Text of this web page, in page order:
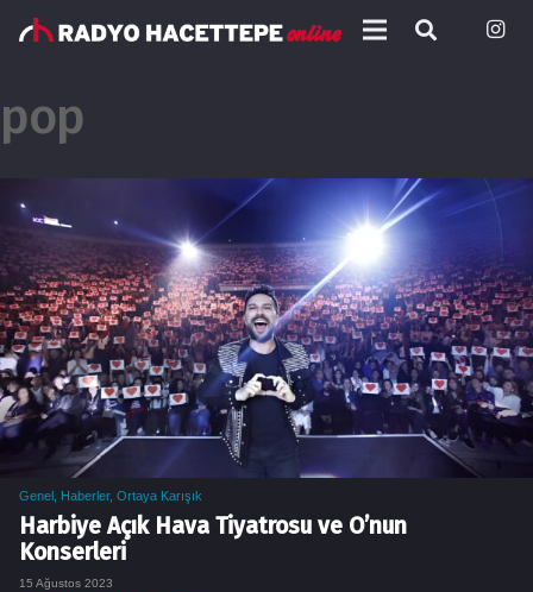
pop
Genel Haberler, Ortaya Karışık
Harbiye Açık Hava Tiyatrosu ve O’nun
Konserleri
15 Ağustos 2023